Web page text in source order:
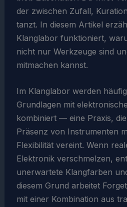
der zwischen Zufall,
tanzt. In diesem Artikel
Klanglabor funktioniert,
nicht nur Werkzeuge sind
mitmachen kannst.
Im Klanglabor werden
Grundlagen mit
kombiniert — eine Praxis,
Präsenz von Instrumenten
Flexibilität vereint. Wenn
Elektronik verschmelzen,
unerwartete Klangfarben
diesem Grund arbeitet
mit einer Kombination aus